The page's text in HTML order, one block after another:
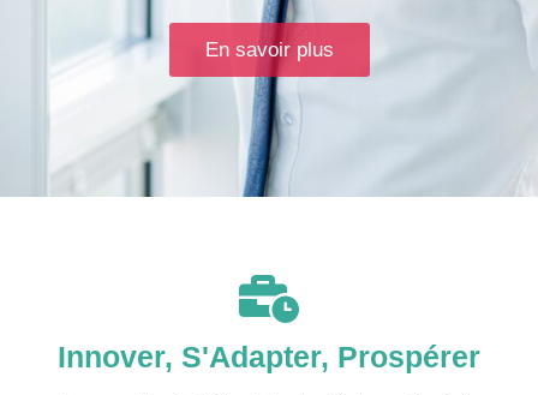
En savoir plus
Innover, S'Adapter, Prospérer